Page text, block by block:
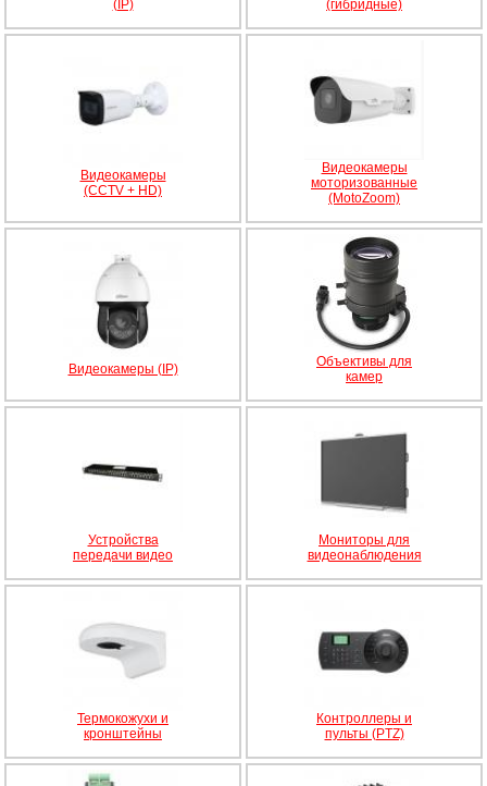
(IP)
(гибридные)
Видеокамеры
(CCTV + HD)
Видеокамеры
моторизованные
(MotoZoom)
Видеокамеры (IP)
Объективы для
камер
Устройства
передачи видео
Мониторы для
видеонаблюдения
Термокожухи и
кронштейны
Контроллеры и
пульты (PTZ)